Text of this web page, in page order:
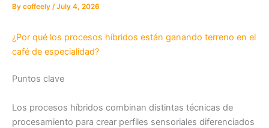
By coffeely /July 4, 2026
¿Por qué los procesos híbridos están ganando terreno en el
café de especialidad?
Puntos clave
Los procesos híbridos combinan distintas técnicas de
procesamiento para crear perfiles sensoriales diferenciados